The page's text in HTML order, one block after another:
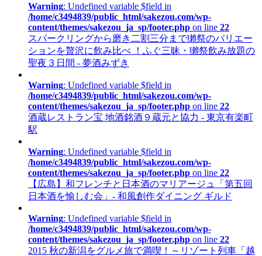
Warning: Undefined variable $field in
/home/c3494839/public_html/sakezou.com/wp-
content/themes/sakezou_ja_sp/footer.php on line 22
スパークリングから磨き二割三分まで獺祭のバリエー
ションを贅沢に飲み比べ ！ふぐ三昧・獺祭飲み放題の
聖夜３日間 - 夢酒みずき
Warning: Undefined variable $field in
/home/c3494839/public_html/sakezou.com/wp-
content/themes/sakezou_ja_sp/footer.php on line 22
酒蔵レストラン宝 地酒銘酒９蔵元と協力 - 東京有楽町
駅
Warning: Undefined variable $field in
/home/c3494839/public_html/sakezou.com/wp-
content/themes/sakezou_ja_sp/footer.php on line 22
【広島】和フレンチと日本酒のマリアージュ「第五回
日本酒を愉しむ会」- 和風創作ダイニング ギルド
Warning: Undefined variable $field in
/home/c3494839/public_html/sakezou.com/wp-
content/themes/sakezou_ja_sp/footer.php on line 22
2015 秋の新潟をグルメ旅で満喫！～リゾート列車「越